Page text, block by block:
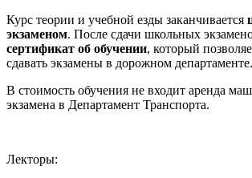
Курс теории и учебной езды заканчивается
экзаменом. После сдачи школьных
сертификат об обучении, который
сдавать экзамены в дорожном департаменте.
В стоимость обучения не входит аренда
экзамена в Департамент Транспорта.
Лекторы: